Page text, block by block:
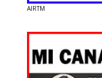
AIRTM